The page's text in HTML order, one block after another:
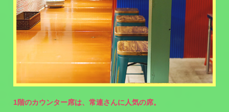
1階のカウンター席は、常連さんに人気の席。